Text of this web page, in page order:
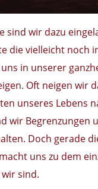
sind wir dazu
die vielleicht noch
in unserer
Oft neigen wir
unseres Lebens
wir Begrenzungen
Doch gerade
uns zu dem
sind.